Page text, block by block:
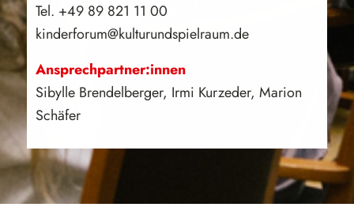
Tel. +49 89 821 11 00
kinderforum@kulturundspielraum.de
Ansprechpartner:innen
Sibylle Brendelberger, Irmi Kurzeder, Marion
Schäfer